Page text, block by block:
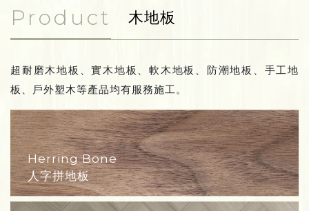
Product 木地板
超耐磨木地板、實木地板、軟木地板、防潮地板、手工地
板、戶外塑木等產品均有服務施工。
PARKETT
複合實木地板
Herring Bone
人字拼地板